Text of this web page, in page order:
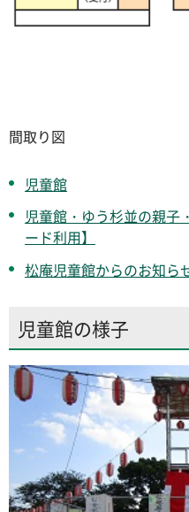
間取り図
児童館
児童館・ゆう杉並の親子
ード利用】
松庵児童館からのお知ら
児童館の様子